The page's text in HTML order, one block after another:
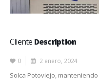
Cliente Description
0 2 enero, 2024
Solca Potoviejo,